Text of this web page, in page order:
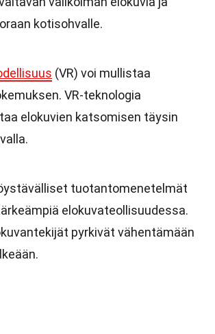
kotisohvalle.
(VR) voi mullistaa
VR-teknologia
elokuvien katsomisen täysin
tuotantomenetelmät
elokuvateollisuudessa.
pyrkivät vähentämään